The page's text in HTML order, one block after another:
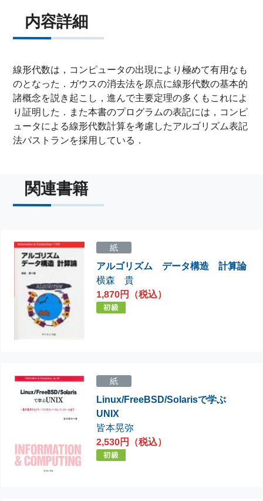
内容詳細
線形代数は，コンピュータの出現により極めて有用なも
のとなった．ガウスの消去法を原点に線形代数の基本的
諸概念を説き起こし，進んで主要定理の多くもこれによ
り証明した．また本書のプログラムの表記には，コンピ
ュータによる線形代数計算を考慮したアルゴリズム表記
法パストランを採用している．
関連書籍
紙
アルゴリズム データ構造 計算論
横森 貴
1,870円（税込）
紙
Linux/FreeBSD/Solarisで学ぶ
UNIX
皆本晃弥
2,530円（税込）